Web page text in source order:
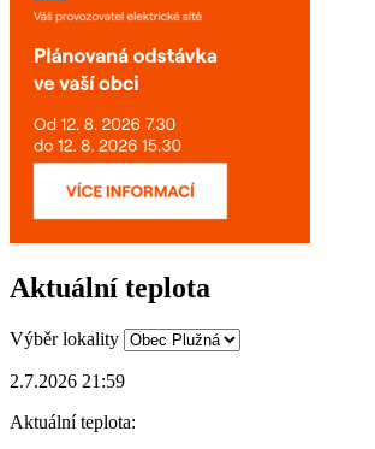
Aktuální teplota
Výběr lokality
2.7.2026 21:59
Aktuální teplota: